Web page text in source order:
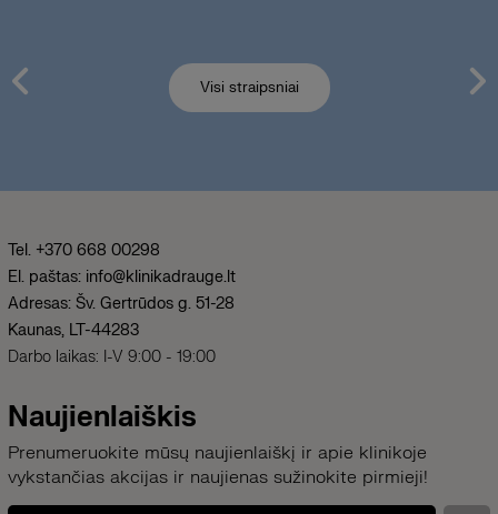
Visi straipsniai
Tel. +370 668 00298
El. paštas: info@klinikadrauge.lt
Adresas: Šv. Gertrūdos g. 51-28
Kaunas, LT-44283
Darbo laikas: I-V 9:00 - 19:00
Naujienlaiškis
Prenumeruokite mūsų naujienlaiškį ir apie klinikoje
vykstančias akcijas ir naujienas sužinokite pirmieji!